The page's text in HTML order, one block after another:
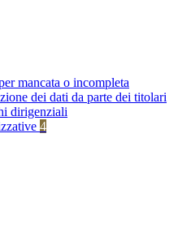
mancata o incompleta
dei dati da parte dei titolari
dirigenziali
4